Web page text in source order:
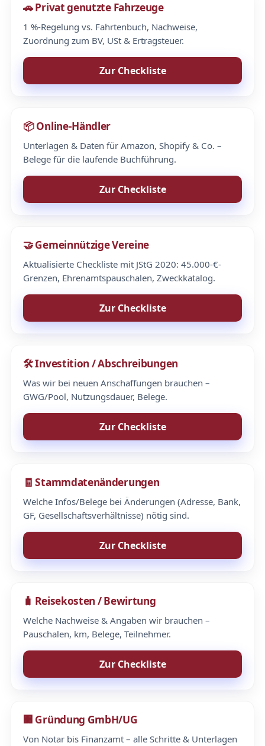
🚗 Privat genutzte Fahrzeuge
1 %-Regelung vs. Fahrtenbuch, Nachweise,
Zuordnung zum BV, USt & Ertragsteuer.
Zur Checkliste
📦 Online-Händler
Unterlagen & Daten für Amazon, Shopify & Co. –
Belege für die laufende Buchführung.
Zur Checkliste
🤝 Gemeinnützige Vereine
Aktualisierte Checkliste mit JStG 2020: 45.000-€-
Grenzen, Ehrenamtspauschalen, Zweckkatalog.
Zur Checkliste
🛠️ Investition / Abschreibungen
Was wir bei neuen Anschaffungen brauchen –
GWG/Pool, Nutzungsdauer, Belege.
Zur Checkliste
🧾 Stammdatenänderungen
Welche Infos/Belege bei Änderungen (Adresse, Bank,
GF, Gesellschaftsverhältnisse) nötig sind.
Zur Checkliste
🧳 Reisekosten / Bewirtung
Welche Nachweise & Angaben wir brauchen –
Pauschalen, km, Belege, Teilnehmer.
Zur Checkliste
🏢 Gründung GmbH/UG
Von Notar bis Finanzamt – alle Schritte & Unterlagen